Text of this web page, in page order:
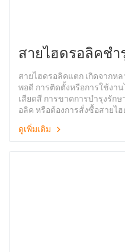
สายไฮดรอลิคชำ
สายไฮดรอลิคแตก เกิดจากห
พอดี การติดตั้งหรือการใช้งา
เสียดสี การขาดการบำรุงรัก
อลิค หรือต้องการสั่งซื้อสายไ
ดูเพิ่มเติม